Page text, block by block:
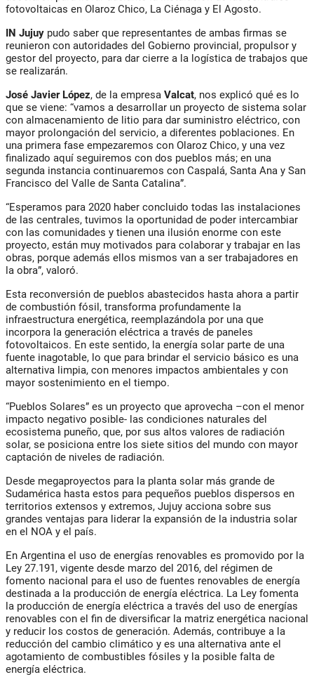
fotovoltaicas en Olaroz Chico, La Ciénaga y El Agosto.
IN Jujuy pudo saber que representantes de ambas firmas se
reunieron con autoridades del Gobierno provincial, propulsor y
gestor del proyecto, para dar cierre a la logística de trabajos que
se realizarán.
José Javier López, de la empresa Valcat, nos explicó qué es lo
que se viene: “vamos a desarrollar un proyecto de sistema solar
con almacenamiento de litio para dar suministro eléctrico, con
mayor prolongación del servicio, a diferentes poblaciones. En
una primera fase empezaremos con Olaroz Chico, y una vez
finalizado aquí seguiremos con dos pueblos más; en una
segunda instancia continuaremos con Caspalá, Santa Ana y San
Francisco del Valle de Santa Catalina”.
“Esperamos para 2020 haber concluido todas las instalaciones
de las centrales, tuvimos la oportunidad de poder intercambiar
con las comunidades y tienen una ilusión enorme con este
proyecto, están muy motivados para colaborar y trabajar en las
obras, porque además ellos mismos van a ser trabajadores en
la obra”, valoró.
Esta reconversión de pueblos abastecidos hasta ahora a partir
de combustión fósil, transforma profundamente la
infraestructura energética, reemplazándola por una que
incorpora la generación eléctrica a través de paneles
fotovoltaicos. En este sentido, la energía solar parte de una
fuente inagotable, lo que para brindar el servicio básico es una
alternativa limpia, con menores impactos ambientales y con
mayor sostenimiento en el tiempo.
“Pueblos Solares” es un proyecto que aprovecha –con el menor
impacto negativo posible- las condiciones naturales del
ecosistema puneño, que, por sus altos valores de radiación
solar, se posiciona entre los siete sitios del mundo con mayor
captación de niveles de radiación.
Desde megaproyectos para la planta solar más grande de
Sudamérica hasta estos para pequeños pueblos dispersos en
territorios extensos y extremos, Jujuy acciona sobre sus
grandes ventajas para liderar la expansión de la industria solar
en el NOA y el país.
En Argentina el uso de energías renovables es promovido por la
Ley 27.191, vigente desde marzo del 2016, del régimen de
fomento nacional para el uso de fuentes renovables de energía
destinada a la producción de energía eléctrica. La Ley fomenta
la producción de energía eléctrica a través del uso de energías
renovables con el fin de diversificar la matriz energética nacional
y reducir los costos de generación. Además, contribuye a la
reducción del cambio climático y es una alternativa ante el
agotamiento de combustibles fósiles y la posible falta de
energía eléctrica.